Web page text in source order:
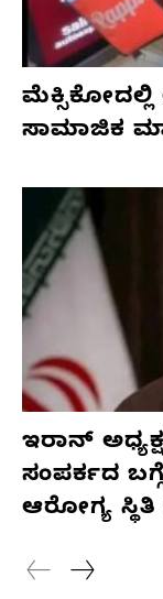
ಮೆಕ್ಸಿಕೋದಲ್ಲಿ
ಸಾಮಾಜಿಕ
ಇರಾನ್
ಸಂಪರ್ಕದ
ಆರೋಗ್ಯ